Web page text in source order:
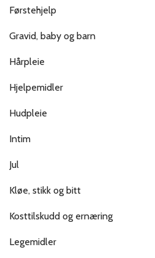
Førstehjelp
Gravid, baby og barn
Hårpleie
Hjelpemidler
Hudpleie
Intim
Jul
Kløe, stikk og bitt
Kosttilskudd og ernæring
Legemidler